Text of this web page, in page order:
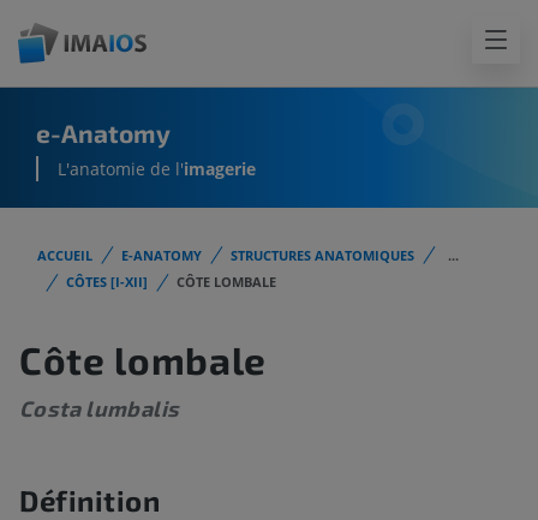
e-Anatomy
L'anatomie de l'imagerie
ACCUEIL E-ANATOMY STRUCTURES ANATOMIQUES
...
CÔTES [I-XII]
CÔTE LOMBALE
Côte lombale
Costa lumbalis
Définition